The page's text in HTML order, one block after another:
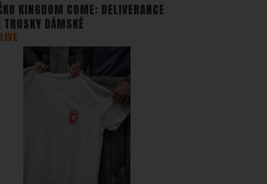
KINGDOM COME: DELIVERANCE
TROSKY DÁMSKÉ